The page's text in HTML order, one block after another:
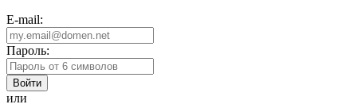
E-mail:
Пароль:
или